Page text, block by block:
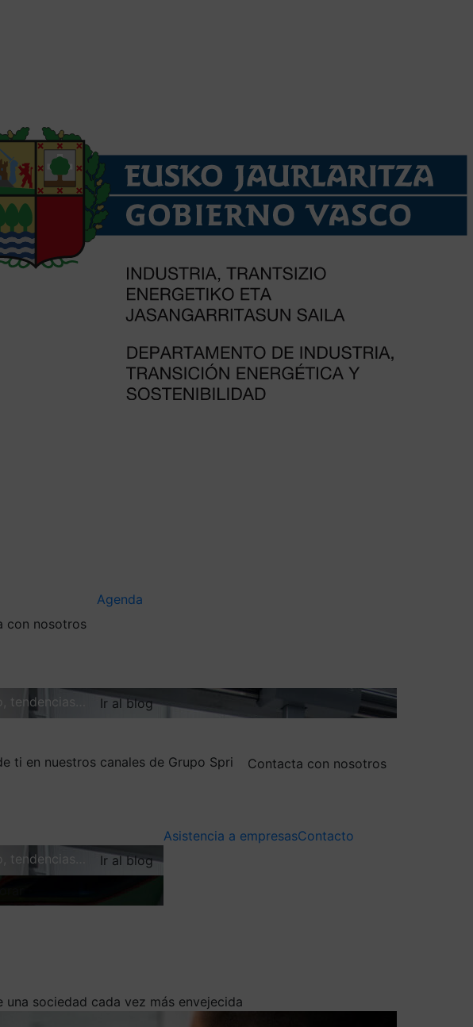
con nosotros
Agenda
tendencias…
Ir al blog
ti en nuestros canales de Grupo Spri
Contacta con nosotros
tendencias…
Ir al blog
Asistencia a empresasContacto
sociedad cada vez más envejecida